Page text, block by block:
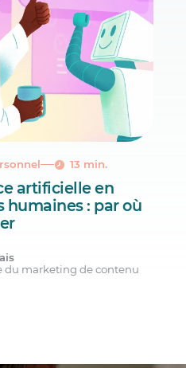
13 min.
artificielle en
humaines : par où
du marketing de contenu